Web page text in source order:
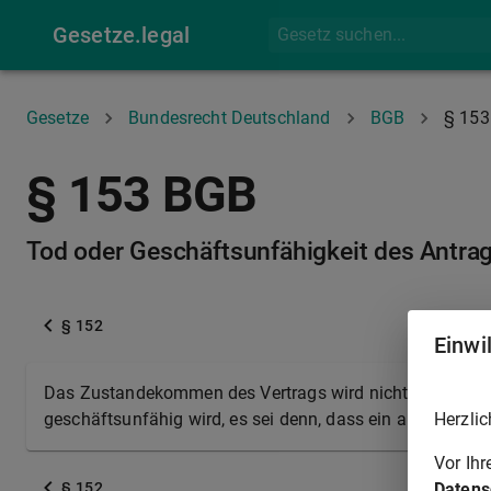
Gesetze.legal
Gesetze Bundesrecht Deutschland BGB § 153
§ 153 BGB
Tod oder Geschäftsunfähigkeit des
§ 152
Das Zustandekommen des Vertrags wird nicht dadurch
geschäftsunfähig wird, es sei denn, dass ein anderer
Vor